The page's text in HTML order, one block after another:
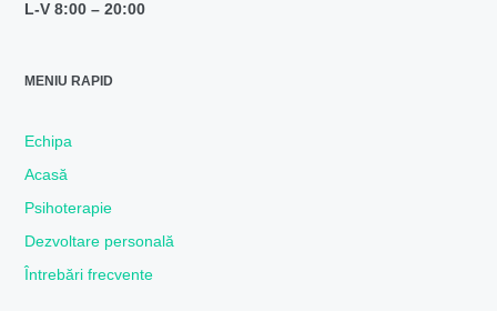
L-V 8:00 – 20:00
MENIU RAPID
Echipa
Acasă
Psihoterapie
Dezvoltare personală
Întrebări frecvente